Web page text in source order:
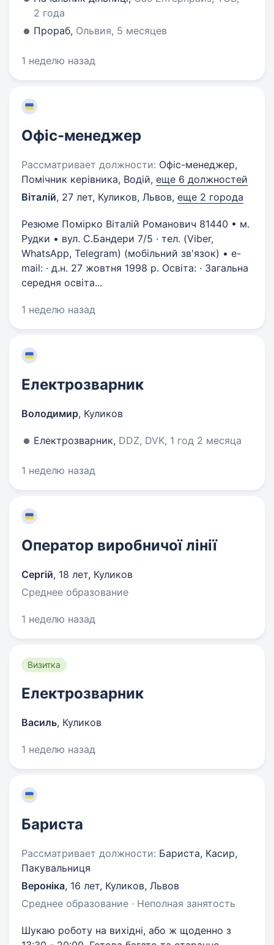
2 года
Прораб, Ольвия, 5 месяцев
1 неделю назад
Офіс-менеджер
Рассматривает должности: Офіс-менеджер,
Помічник керівника, Водій, еще 6 должностей
Віталій, 27 лет, Куликов, Львов, еще 2 города
Резюме Помірко Віталій Романович 81440 • м.
Рудки • вул. С.Бандери 7/5 · тел. (Viber,
WhatsApp, Telegram) (мобільний зв'язок) • e-
mail: · д.н. 27 жовтня 1998 р. Освіта: · Загальна
середня освіта...
1 неделю назад
Електрозварник
Володимир, Куликов
Електрозварник, DDZ, DVK, 1 год 2 месяца
1 неделю назад
Оператор виробничої лінії
Сергій, 18 лет, Куликов
Среднее образование
1 неделю назад
Визитка
Електрозварник
Василь, Куликов
1 неделю назад
Бариста
Рассматривает должности: Бариста, Касир,
Пакувальниця
Вероніка, 16 лет, Куликов, Львов
Среднее образование · Неполная занятость
Шукаю роботу на вихідні, або ж щоденно з